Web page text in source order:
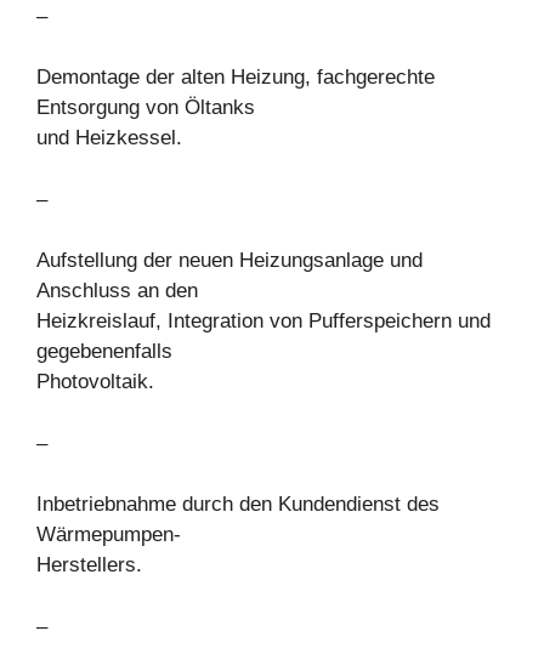
–
Demontage der alten Heizung, fachgerechte
Entsorgung von Öltanks
und Heizkessel.
–
Aufstellung der neuen Heizungsanlage und
Anschluss an den
Heizkreislauf, Integration von Pufferspeichern und
gegebenenfalls
Photovoltaik.
–
Inbetriebnahme durch den Kundendienst des
Wärmepumpen-
Herstellers.
–